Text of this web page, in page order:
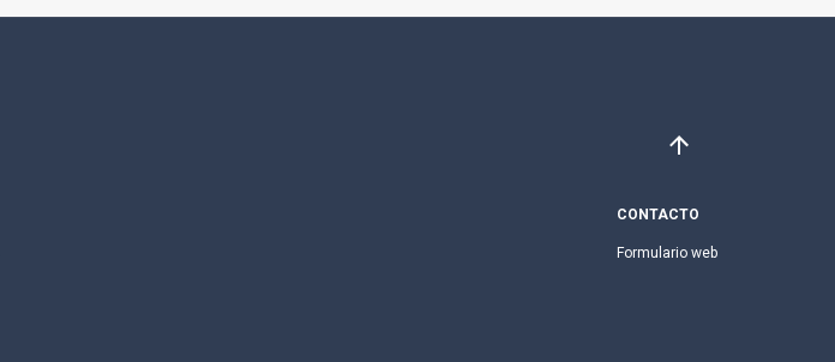
CONTACTO
Formulario web